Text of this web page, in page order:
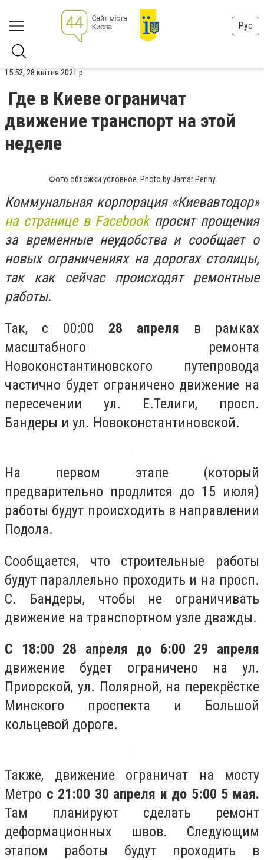
Рус
15:52, 28 квітня 2021 р.
Где в Киеве ограничат
движение транспорт на этой
неделе
Фото обложки условное. Photo by Jamar Penny
Коммунальная корпорация «Киевавтодор»
на странице в Facebookпросит прощения
за временные неудобства и сообщает о
новых ограничениях на дорогах столицы,
так как сейчас происходят ремонтные
работы.
Так, с 00:00 28 апреля в рамках
масштабного ремонта
Новоконстантиновского путепровода
частично будет ограничено движение на
пересечении ул. Е.Телиги, просп.
Бандеры и ул. Новоконстантиновской.
На первом этапе (который
предварительно продлится до 15 июля)
работы будут происходить в направлении
Подола.
Сообщается, что строительные работы
будут параллельно проходить и на просп.
С. Бандеры, чтобы не ограничивать
движение на транспортном узле дважды.
С 18:00 28 апреля до 6:00 29 апреля
движение будет ограничено на ул.
Приорской, ул. Полярной, на перекрёстке
Минского проспекта и Большой
кольцевой дороге.
Также, движение ограничат на мосту
Метро с 21:00 30 апреля и до 5:00 5 мая.
Там планируют сделать ремонт
деформационных швов. Следующим
этапом работы будут проходить в